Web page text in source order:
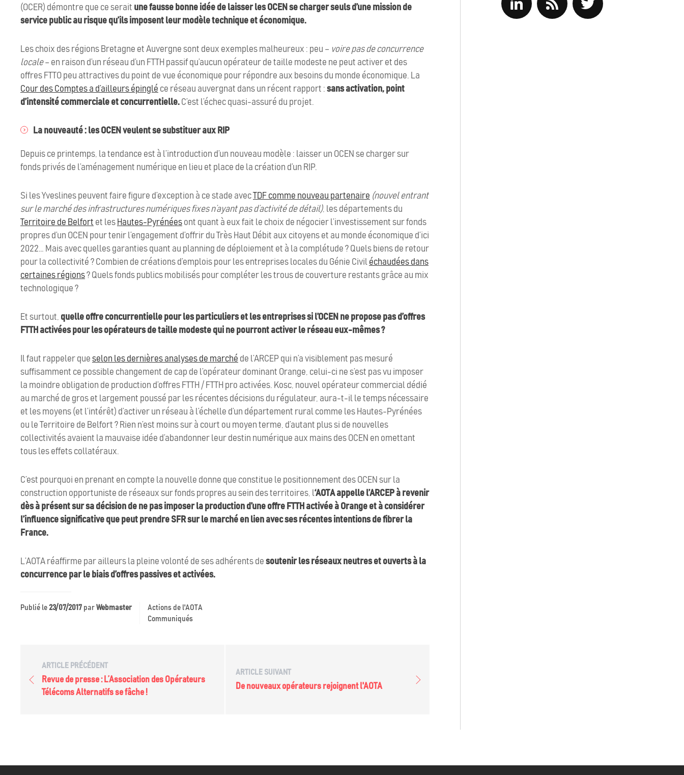
(OCER) démontre que ce serait une fausse bonne idée de laisser les OCEN se charger seuls d’une mission de
service public au risque qu’ils imposent leur modèle technique et économique.
Les choix des régions Bretagne et Auvergne sont deux exemples malheureux : peu – voire pas de concurrence
locale– en raison d’un réseau d’un FTTH passif qu’aucun opérateur de taille modeste ne peut activer et des
offres FTTO peu attractives du point de vue économique pour répondre aux besoins du monde économique. La
Cour des Comptes a d’ailleurs épinglé ce réseau auvergnat dans un récent rapport : sans activation, point
d’intensité commerciale et concurrentielle. C’est l’échec quasi-assuré du projet.
La nouveauté : les OCEN veulent se substituer aux RIP
Depuis ce printemps, la tendance est à l’introduction d’un nouveau modèle : laisser un OCEN se charger sur
fonds privés de l’aménagement numérique en lieu et place de la création d’un RIP.
Si les Yveslines peuvent faire figure d’exception à ce stade avecTDF comme nouveau partenaire (nouvel entrant
sur le marché des infrastructures numériques fixes n’ayant pas d’activité de détail), les départements du
Territoire de Belfort et les Hautes-Pyrénées ont quant à eux fait le choix de négocier l’investissement sur fonds
propres d’un OCEN pour tenir l’engagement d’offrir du Très Haut Débit aux citoyens et au monde économique d’ici
2022… Mais avec quelles garanties quant au planning de déploiement et à la complétude ? Quels biens de retour
pour la collectivité ? Combien de créations d’emplois pour les entreprises locales du Génie Civil échaudées dans
certaines régions? Quels fonds publics mobilisés pour compléter les trous de couverture restants grâce au mix
technologique ?
Et surtout, quelle offre concurrentielle pour les particuliers et les entreprises si l’OCEN ne propose pas d’offres
FTTH activées pour les opérateurs de taille modeste qui ne pourront activer le réseau eux-mêmes ?
Il faut rappeler que selon les dernières analyses de marché de l’ARCEP qui n’a visiblement pas mesuré
suffisamment ce possible changement de cap de l’opérateur dominant Orange, celui-ci ne s’est pas vu imposer
la moindre obligation de production d’offres FTTH / FTTH pro activées. Kosc, nouvel opérateur commercial dédié
au marché de gros et largement poussé par les récentes décisions du régulateur, aura-t-il le temps nécessaire
et les moyens (et l’intérêt) d’activer un réseau à l’échelle d’un département rural comme les Hautes-Pyrénées
ou le Territoire de Belfort ? Rien n’est moins sur à court ou moyen terme, d’autant plus si de nouvelles
collectivités avaient la mauvaise idée d’abandonner leur destin numérique aux mains des OCEN en omettant
tous les effets collatéraux.
C’est pourquoi en prenant en compte la nouvelle donne que constitue le positionnement des OCEN sur la
construction opportuniste de réseaux sur fonds propres au sein des territoires, l‘AOTA appelle l’ARCEP à revenir
dès à présent sur sa décision de ne pas imposer la production d’une offre FTTH activée à Orange et à considérer
l’influence significative que peut prendre SFR sur le marché en lien avec ses récentes intentions de fibrer la
France.
L’AOTA réaffirme par ailleurs la pleine volonté de ses adhérents de soutenir les réseaux neutres et ouverts à la
concurrence par le biais d’offres passives et activées.
Publié le23/07/2017 parWebmaster
Actions de l'AOTA
Communiqués
ARTICLE PRÉCÉDENT
Revue de presse : L’Association des Opérateurs
Télécoms Alternatifs se fâche !
ARTICLE SUIVANT
De nouveaux opérateurs rejoignent l'AOTA